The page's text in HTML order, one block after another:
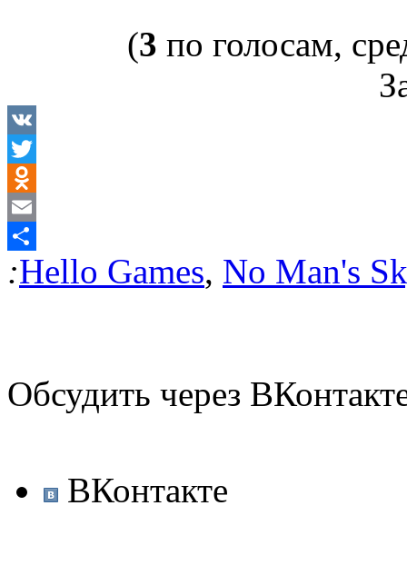
(3 по голосам,
VK
Twitter
Odnoklassniki
Email
Отправить
:Hello Games, No Man's
Обсудить через
ВКонтакте